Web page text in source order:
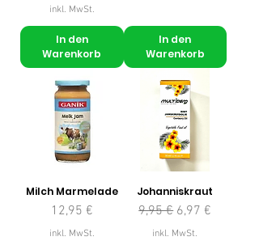
inkl. MwSt.
In den
Warenkorb
In den
Warenkorb
Milch Marmelade
Preis
12,95 €
inkl. MwSt.
Johanniskraut
Standardpreis
9,95 € Sale-Preis
6,97 €
inkl. MwSt.